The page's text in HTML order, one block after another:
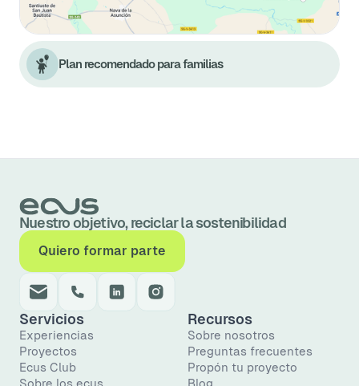
Plan recomendado para familias
Nuestro objetivo, reciclar la sostenibilidad
Quiero formar parte
Servicios
Experiencias
Proyectos
Ecus Club
Sobre los ecus
Recursos
Sobre nosotros
Preguntas frecuentes
Propón tu proyecto
Blog